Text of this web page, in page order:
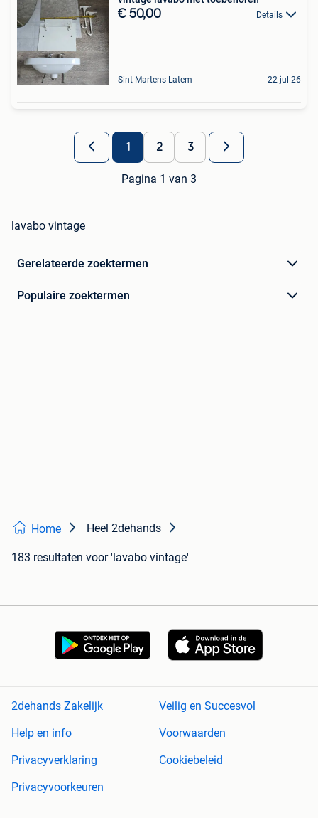
€ 50,00 Details
Sint-Martens-Latem 22 jul 26
1 2 3
Pagina 1 van 3
lavabo vintage
Gerelateerde zoektermen
Populaire zoektermen
Home Heel 2dehands
183 resultaten voor 'lavabo vintage'
2dehands Zakelijk
Veilig en Succesvol
Help en info
Voorwaarden
Privacyverklaring
Cookiebeleid
Privacyvoorkeuren